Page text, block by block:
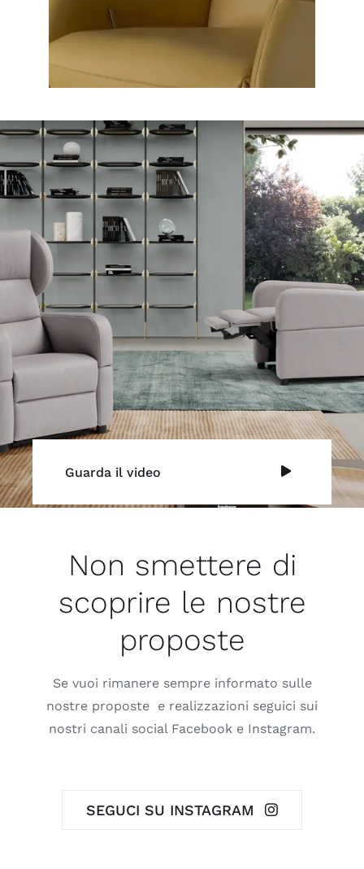
Guarda il video
Non smettere di
scoprire le nostre
proposte
Se vuoi rimanere sempre informato sulle
nostre proposte e realizzazioni seguici sui
nostri canali social Facebook e Instagram.
SEGUCI SU INSTAGRAM